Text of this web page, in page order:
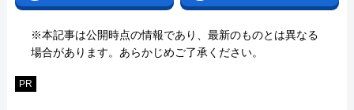
※本記事は公開時点の情報であり、最新のものとは異なる
場合があります。あらかじめご了承ください。
PR